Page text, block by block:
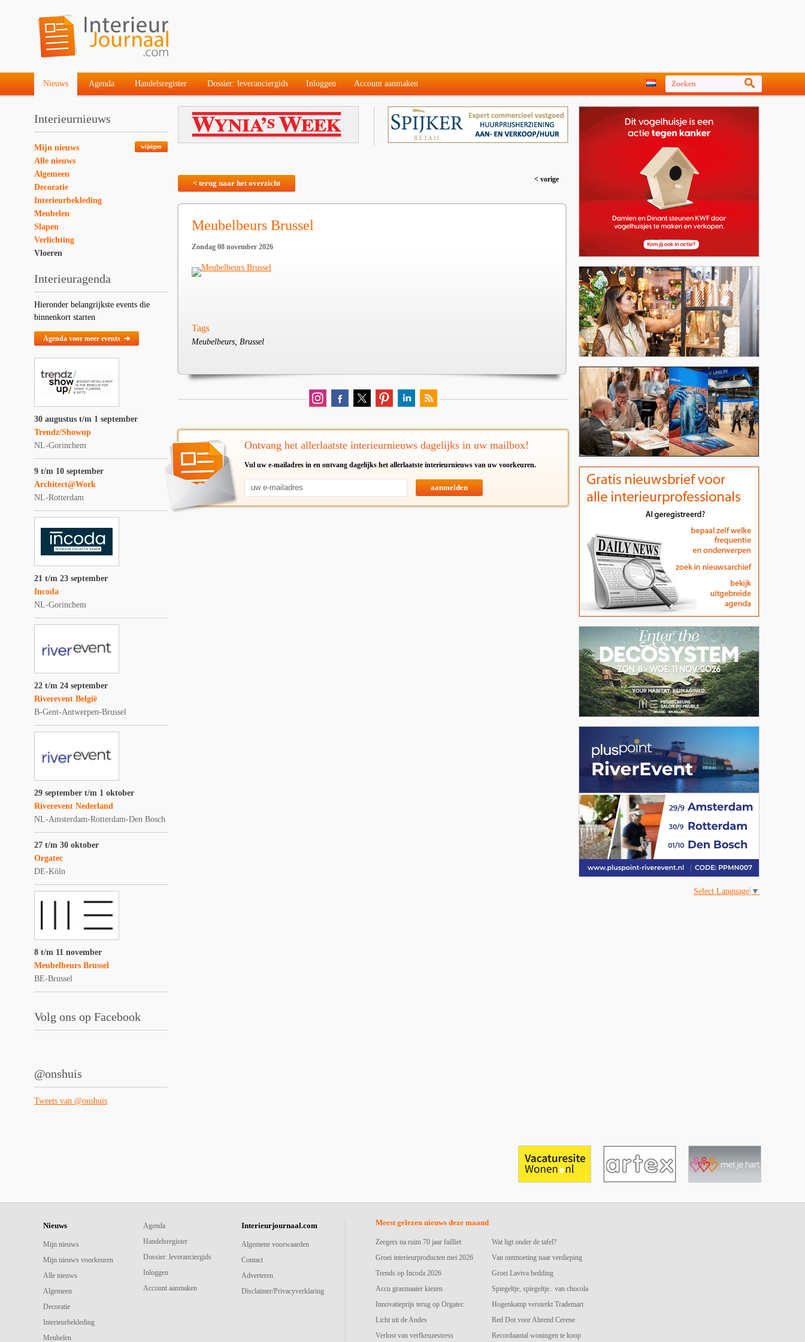
Nieuws Agenda Handelsregister Dossier: leveranciergids Inloggen Account aanmaken
Interieurnieuws
wijzigen
Mijn nieuws
Alle nieuws
Algemeen
Decoratie
Interieurbekleding
Meubelen
Slapen
Verlichting
Vloeren
Interieuragenda
Hieronder belangrijkste events die
binnenkort starten
Agenda voor meer events ➔
30 augustus t/m 1 september
Trendz/Showup
NL-Gorinchem
9 t/m 10 september
Architect@Work
NL-Rotterdam
21 t/m 23 september
Incoda
NL-Gorinchem
22 t/m 24 september
Riverevent België
B-Gent-Antwerpen-Brussel
29 september t/m 1 oktober
Riverevent Nederland
NL-Amsterdam-Rotterdam-Den Bosch
27 t/m 30 oktober
Orgatec
DE-Köln
8 t/m 11 november
Meubelbeurs Brussel
BE-Brussel
Volg ons op Facebook
@onshuis
Tweets van @onshuis
< terug naar het overzicht < vorige
Meubelbeurs Brussel
Zondag 08 november 2026
Tags
Meubelbeurs, Brussel
Ontvang het allerlaatste interieurnieuws dagelijks in uw mailbox!
Vul uw e-mailadres in en ontvang dagelijks het allerlaatste interieurnieuws van uw voorkeuren.
aanmelden
Select Language ▼
Nieuws
Mijn nieuws
Mijn nieuws voorkeuren
Alle nieuws
Algemeen
Decoratie
Interieurbekleding
Meubelen
Agenda
Handelsregister
Dossier: leveranciergids
Inloggen
Account aanmaken
Interieurjournaal.com
Algemene voorwaarden
Contact
Adverteren
Disclaimer/Privacyverklaring
Meest gelezen nieuws deze maand
Zeegers na ruim 70 jaar failliet
Groei interieurproducten mei 2026
Trends op Incoda 2026
Accu grasmaaier kiezen
Innovatieprijs terug op Orgatec
Licht uit de Andes
Verlost van verfkeuzestress
Wat ligt onder de tafel?
Van ontmoeting naar verdieping
Groei Laviva bedding
Spiegeltje, spiegeltje.. van chocola
Hogenkamp versterkt Trademart
Red Dot voor Ahrend Cerene
Recordaantal woningen te koop